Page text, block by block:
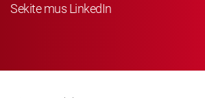
Sekite mus LinkedIn